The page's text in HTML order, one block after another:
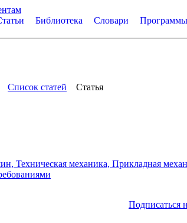
Библиотека Словари Программы
Список статей Статья
Техническая механика, Прикладная
Подписаться